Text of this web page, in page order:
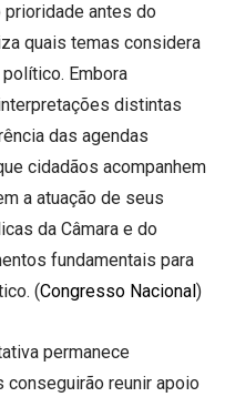
antes do
quais temas considera
Embora
distintas
das agendas
cidadãos acompanhem
a atuação de seus
da Câmara e do
fundamentais para
(Congresso Nacional)
permanece
reunir apoio